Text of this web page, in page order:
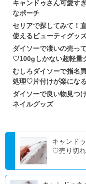
キャンドゥさん可愛す
なポーチ
セリアで探してみて！
使えるビューティグッ
ダイソーで凄いの売っ
♡100gしかない超軽量
むしろダイソーで指名
処理♡片付けが楽にな
ダイソーで良い物見つ
ネイルグッズ
キャンド
♡売り切